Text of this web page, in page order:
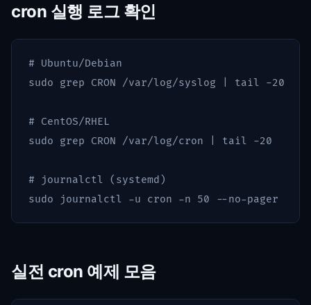
cron 실행 로그 확인
# Ubuntu/Debian
sudo grep CRON /var/log/syslog | tail -20
# CentOS/RHEL
sudo grep CRON /var/log/cron | tail -20
# journalctl (systemd)
sudo
journalctl -u cron -n 50 --no-pager
실전 cron 예제 모음